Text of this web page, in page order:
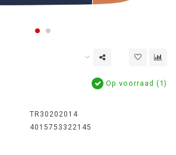
Op voorraad (1)
TR30202014
4015753322145